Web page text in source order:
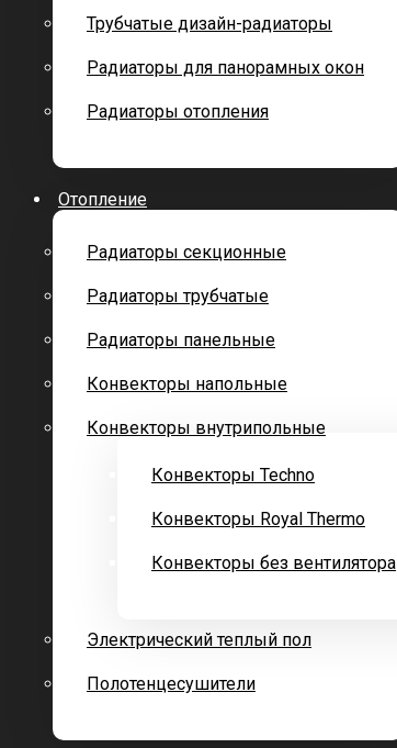
Трубчатые дизайн-радиаторы
Радиаторы для панорамных окон
Радиаторы отопления
Отопление
Радиаторы секционные
Радиаторы трубчатые
Радиаторы панельные
Конвекторы напольные
Конвекторы внутрипольные
Конвекторы Techno
Конвекторы Royal Thermo
Конвекторы без вентилятора
Электрический теплый пол
Полотенцесушители